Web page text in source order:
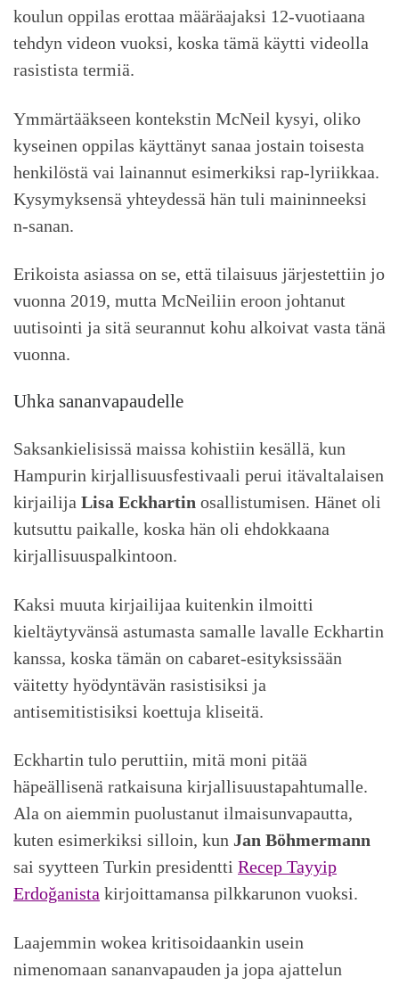
koulun oppilas erottaa määräajaksi 12-vuotiaana
tehdyn videon vuoksi, koska tämä käytti videolla
rasistista termiä.
Ymmärtääkseen kontekstin McNeil kysyi, oliko
kyseinen oppilas käyttänyt sanaa jostain toisesta
henkilöstä vai lainannut esimerkiksi rap-lyriikkaa.
Kysymyksensä yhteydessä hän tuli maininneeksi
n-sanan.
Erikoista asiassa on se, että tilaisuus järjestettiin jo
vuonna 2019, mutta McNeiliin eroon johtanut
uutisointi ja sitä seurannut kohu alkoivat vasta tänä
vuonna.
Uhka sananvapaudelle
Saksankielisissä maissa kohistiin kesällä, kun
Hampurin kirjallisuusfestivaali perui itävaltalaisen
kirjailija Lisa Eckhartin osallistumisen. Hänet oli
kutsuttu paikalle, koska hän oli ehdokkaana
kirjallisuuspalkintoon.
Kaksi muuta kirjailijaa kuitenkin ilmoitti
kieltäytyvänsä astumasta samalle lavalle Eckhartin
kanssa, koska tämän on cabaret-esityksissään
väitetty hyödyntävän rasistisiksi ja
antisemitistisiksi koettuja kliseitä.
Eckhartin tulo peruttiin, mitä moni pitää
häpeällisenä ratkaisuna kirjallisuustapahtumalle.
Ala on aiemmin puolustanut ilmaisunvapautta,
kuten esimerkiksi silloin, kun Jan Böhmermann
sai syytteen Turkin presidentti Recep Tayyip
Erdoğanista kirjoittamansa pilkkarunon vuoksi.
Laajemmin wokea kritisoidaankin usein
nimenomaan sananvapauden ja jopa ajattelun